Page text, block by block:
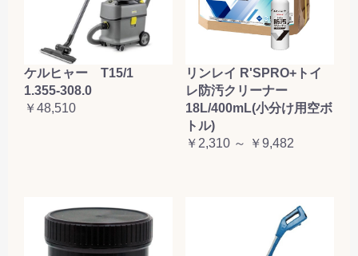
ケルヒャー T15/1
1.355-308.0
￥48,510
リンレイ R'SPRO+トイ
レ防汚クリーナー
18L/400mL(小分け用空ボ
トル)
￥2,310 ～ ￥9,482